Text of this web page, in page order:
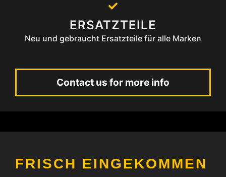
ERSATZTEILE
Neu und gebraucht Ersatzteile für alle Marken
Contact us for more info
FRISCH EINGEKOMMEN